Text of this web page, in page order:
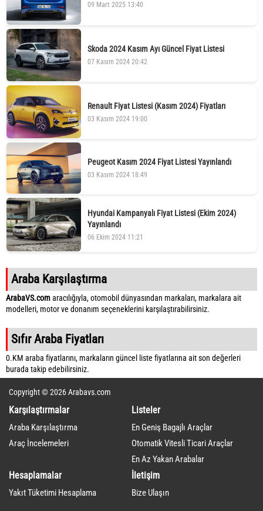
09 Mart 2025 13:40
Skoda 2024 Kasım Ayı Güncel Fiyat Listesi
07 Kasım 2024 20:42
Renault Fiyat Listesi (Kasım 2024) Fiyatları
03 Kasım 2024 19:00
Peugeot Kasım 2024 Fiyat Listesi Yayınlandı
03 Kasım 2024 18:49
Hyundai Kampanyalı Fiyat Listesi (Ekim 2024)
Yayınlandı
06 Ekim 2024 11:21
Araba Karşılaştırma
ArabaVS.comaracılığıyla, otomobil dünyasından markaları, markalara ait
modelleri, motor ve donanım seçeneklerini karşılaştırabilirsiniz.
Sıfır Araba Fiyatları
0.KM araba fiyatlarını, markaların güncel liste fiyatlarına ait son değerleri
burada takip edebilirsiniz.
Copyright © 2026 Arabavs.com
Karşılaştırmalar
Araba Karşılaştırma
Araç İncelemeleri
Listeler
En Geniş Bagajlı Araçlar
Otomatik Vitesli Ticari Araçlar
En Az Yakan Arabalar
Hesaplamalar
Yakıt Tüketimi Hesaplama
İletişim
Bize Ulaşın